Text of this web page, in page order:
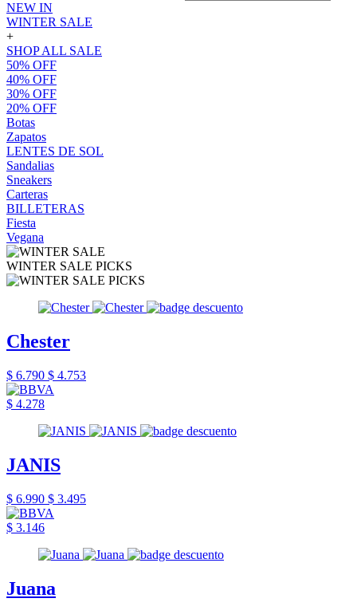
NEW IN
WINTER SALE
+
SHOP ALL SALE
50% OFF
40% OFF
30% OFF
20% OFF
Botas
Zapatos
LENTES DE SOL
Sandalias
Sneakers
Carteras
BILLETERAS
Fiesta
Vegana
WINTER SALE PICKS
Chester
$ 6.790 $ 4.753
$ 4.278
JANIS
$ 6.990 $ 3.495
$ 3.146
Juana